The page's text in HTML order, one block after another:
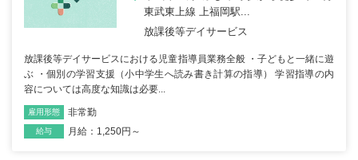
東武東上線 上福岡駅...
放課後等デイサービス
放課後等デイサービスにおける児童指導員業務全般 ・子どもと一緒に遊
ぶ ・個別の学習支援（小中学生へ読み書き計算の指導） 学習指導の内
容については高度な知識は必要...
職種
雇用形態 非常勤
給与 月給：1,250円～